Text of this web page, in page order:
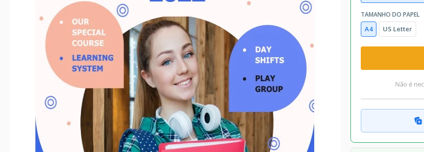
TAMANHO DO PAPEL
A4 US Letter
Não é